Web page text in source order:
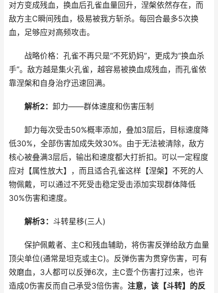
对方变成残血，换血后孔雀血量回升，涅槃依然存在，而
敌方主C瞬间残血，极易被我方斩杀。每回合最多5次换
血，足够应对高频攻击。
战略价格：孔雀不再只是“不死奶妈”，更成为“换血杀
手”。敌方越是集火孔雀，越容易被换血成残血，而孔雀依
靠涅槃和自身治疗迅速回满。
解析2： 卸力——群体速度和伤害压制
卸力每次受击50%概率添加，叠加3层后，目标速度降
低30%，全部伤害加成失效30%。由于无法被清除，敌方
核心被叠满3层后，输出和速度都大打折扣。可以一定程度
应对【属性放大】，而且适合孔雀这样【涅槃】不死的人
物佩戴，可以通过不死受击稳定受击添加实现群体降低
30%伤害和速度。
解析3： 斗转星移(三人)
保护佩戴者、主C和残血辅助，将伤害反弹给敌方血量
顶尖单位(通常是坦克或主C)。反弹伤害为贯穿伤害，可有
效磨血，3人都可以反弹6次，主C壹个伤害打过来，也许
造成0伤害反而自己承受3倍伤害。 注意，该【斗转】的反